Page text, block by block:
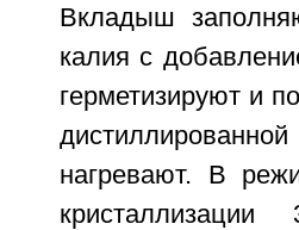
Вкладыш
калия с
герметизируют и
нагревают. В